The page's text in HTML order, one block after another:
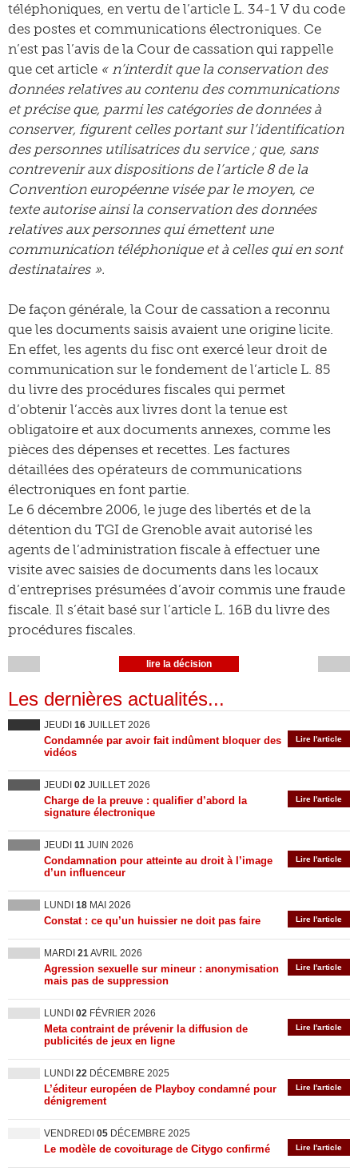
téléphoniques, en vertu de l’article L. 34-1 V du code
des postes et communications électroniques. Ce
n’est pas l’avis de la Cour de cassation qui rappelle
que cet article « n’interdit que la conservation des
données relatives au contenu des communications
et précise que, parmi les catégories de données à
conserver, figurent celles portant sur l’identification
des personnes utilisatrices du service ; que, sans
contrevenir aux dispositions de l’article 8 de la
Convention européenne visée par le moyen, ce
texte autorise ainsi la conservation des données
relatives aux personnes qui émettent une
communication téléphonique et à celles qui en sont
destinataires ».
De façon générale, la Cour de cassation a reconnu
que les documents saisis avaient une origine licite.
En effet, les agents du fisc ont exercé leur droit de
communication sur le fondement de l’article L. 85
du livre des procédures fiscales qui permet
d’obtenir l’accès aux livres dont la tenue est
obligatoire et aux documents annexes, comme les
pièces des dépenses et recettes. Les factures
détaillées des opérateurs de communications
électroniques en font partie.
Le 6 décembre 2006, le juge des libertés et de la
détention du TGI de Grenoble avait autorisé les
agents de l’administration fiscale à effectuer une
visite avec saisies de documents dans les locaux
d’entreprises présumées d’avoir commis une fraude
fiscale. Il s’était basé sur l’article L. 16B du livre des
procédures fiscales.
lire la décision
Les dernières actualités...
JEUDI 16 JUILLET 2026
Lire l'article
Condamnée par avoir fait indûment bloquer des
vidéos
JEUDI 02 JUILLET 2026
Lire l'article
Charge de la preuve : qualifier d’abord la
signature électronique
JEUDI 11 JUIN 2026
Lire l'article
Condamnation pour atteinte au droit à l’image
d’un influenceur
LUNDI 18 MAI 2026
Lire l'article
Constat : ce qu’un huissier ne doit pas faire
MARDI 21AVRIL 2026
Lire l'article
Agression sexuelle sur mineur : anonymisation
mais pas de suppression
LUNDI 02 FÉVRIER 2026
Lire l'article
Meta contraint de prévenir la diffusion de
publicités de jeux en ligne
LUNDI 22 DÉCEMBRE 2025
Lire l'article
L’éditeur européen de Playboy condamné pour
dénigrement
VENDREDI 05 DÉCEMBRE 2025
Lire l'article
Le modèle de covoiturage de Citygo confirmé